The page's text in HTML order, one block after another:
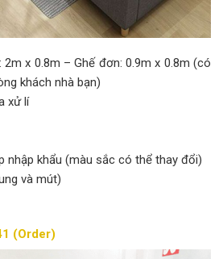
2m x 0.8m – Ghế đơn: 0.9m x 0.8m (có
khách nhà bạn)
xử lí
nhập khẩu (màu sắc có thể thay đổi)
và mút)
(Order)